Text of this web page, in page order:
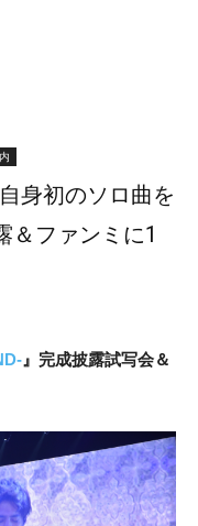
身初のソロ曲を
＆ファンミに1
』完成披露試写会＆